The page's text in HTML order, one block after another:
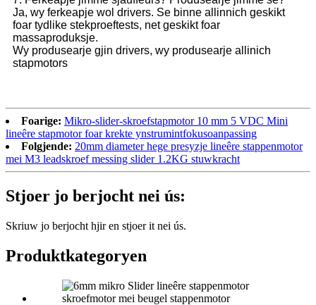
Ja, wy ferkeapje wol drivers. Se binne allinnich geskikt
foar tydlike stekproeftests, net geskikt foar
massaproduksje.
Wy produsearje gjin drivers, wy produsearje allinich
stapmotors
Foarige: Mikro-slider-skroefstapmotor 10 mm 5 VDC Mini
lineêre stapmotor foar krekte ynstrumintfokusoanpassing
Folgjende: 20mm diameter hege presyzje lineêre stappenmotor
mei M3 leadskroef messing slider 1.2KG stuwkracht
Stjoer jo berjocht nei ús:
Skriuw jo berjocht hjir en stjoer it nei ús.
Produktkategoryen